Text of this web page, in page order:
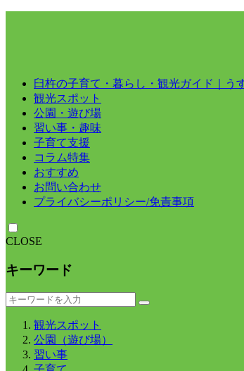
臼杵の子育て・暮らし・観光ガイド｜う
観光スポット
公園・遊び場
習い事・趣味
子育て支援
コラム特集
おすすめ
お問い合わせ
プライバシーポリシー/免責事項
CLOSE
キーワード
観光スポット
公園（遊び場）
習い事